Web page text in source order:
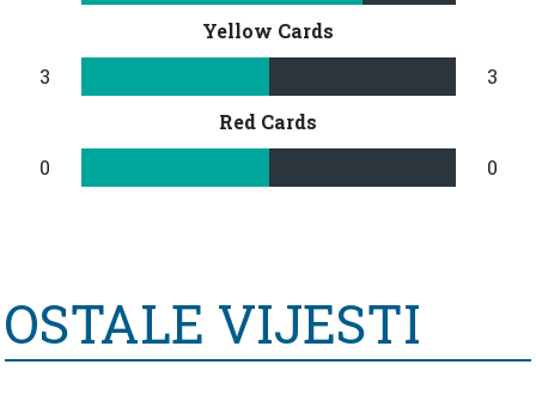
Yellow Cards
3
3
Red Cards
0
0
OSTALE VIJESTI